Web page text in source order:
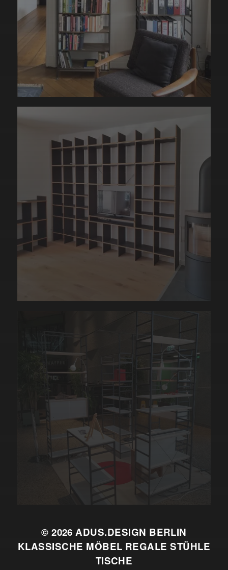
© 2026ADUS.DESIGN BERLIN
KLASSISCHE MÖBEL REGALE STÜHLE
TISCHE